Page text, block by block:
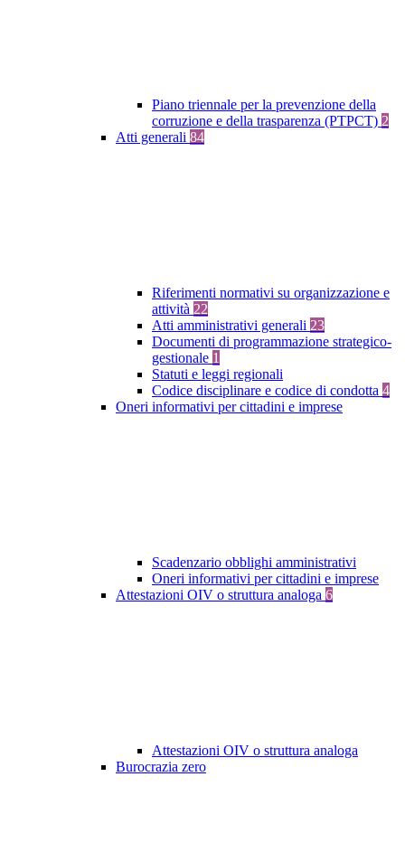
Piano triennale per la prevenzione della
corruzione e della trasparenza (PTPCT) 2
Atti generali 84
Riferimenti normativi su organizzazione e
attività 22
Atti amministrativi generali 23
Documenti di programmazione strategico-
gestionale 1
Statuti e leggi regionali
Codice disciplinare e codice di condotta 4
Oneri informativi per cittadini e imprese
Scadenzario obblighi amministrativi
Oneri informativi per cittadini e imprese
Attestazioni OIV o struttura analoga 6
Attestazioni OIV o struttura analoga
Burocrazia zero